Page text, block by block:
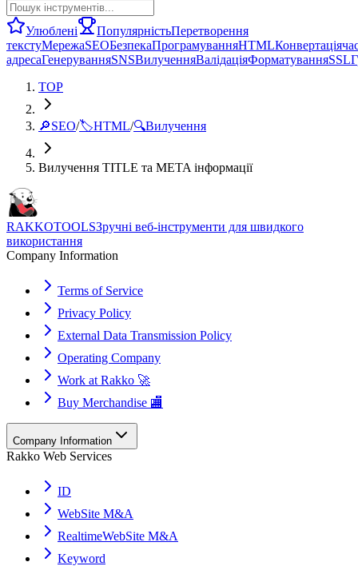
Улюблені ПопулярністьПеретворення
текстуМережаSEOБезпекаПрограмуванняHTMLКонвертація
адресаГенеруванняSNSВилученняВалідаціяФорматуванняSSL
TOP
🔎SEO/🏷️HTML/🔍Вилучення
Вилучення TITLE та META інформації
RAKKOTOOLSЗручні веб-інструменти для швидкого
використання
Company Information
Terms of Service
Privacy Policy
External Data Transmission Policy
Operating Company
Work at Rakko 🚀
Buy Merchandise 🏬
Company Information
Rakko Web Services
ID
WebSite M&A
RealtimeWebSite M&A
Keyword